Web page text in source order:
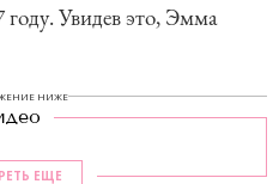
Увидев это, Эмма
НИЖЕ
ЕЩЕ